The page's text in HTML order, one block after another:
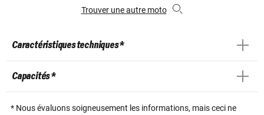
Trouver une autre moto
Caractéristiques techniques *
Capacités *
* Nous évaluons soigneusement les informations, mais ceci ne